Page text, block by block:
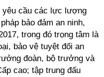
yêu cầu các lực lượng
bảo đảm an ninh,
trong đó trọng tâm là
bảo vệ tuyệt đối an
đoàn, bộ trưởng và
cao; tập trung đấu